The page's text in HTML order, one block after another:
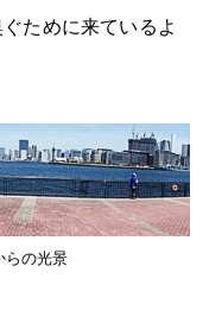
ために来ているよ
の光景